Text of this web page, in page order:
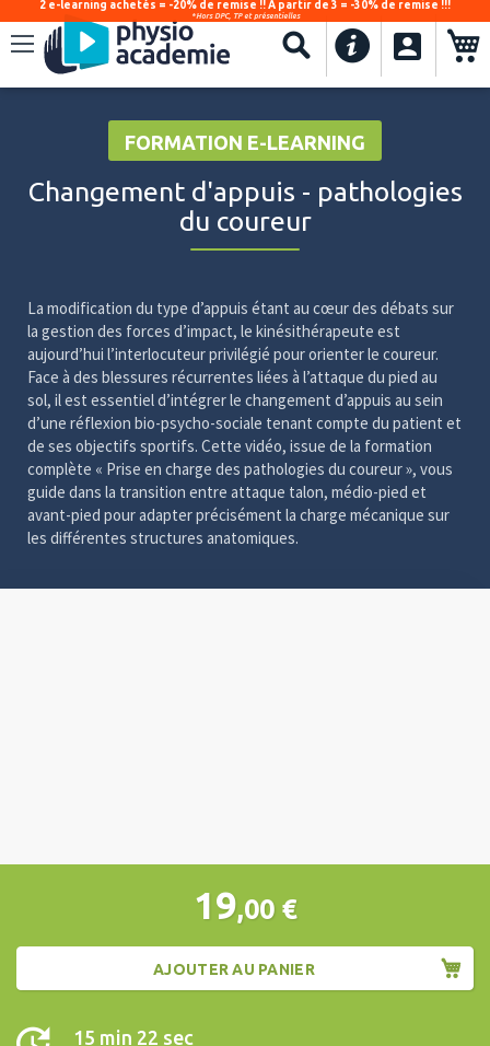
Recherche
2 e-learning achetés = -20% de remise !! À partir de 3 = -30% de remise !!!
*Hors DPC, TP et présentielles
.
FORMATION E-LEARNING
Changement d'appuis - pathologies
du coureur
La modification du type d’appuis étant au cœur des débats sur
la gestion des forces d’impact, le kinésithérapeute est
aujourd’hui l’interlocuteur privilégié pour orienter le coureur.
Face à des blessures récurrentes liées à l’attaque du pied au
sol, il est essentiel d’intégrer le changement d’appuis au sein
d’une réflexion bio-psycho-sociale tenant compte du patient et
de ses objectifs sportifs. Cette vidéo, issue de la formation
complète « Prise en charge des pathologies du coureur », vous
guide dans la transition entre attaque talon, médio-pied et
avant-pied pour adapter précisément la charge mécanique sur
les différentes structures anatomiques.
15 min 22 sec
19,00 €
AJOUTER AU PANIER